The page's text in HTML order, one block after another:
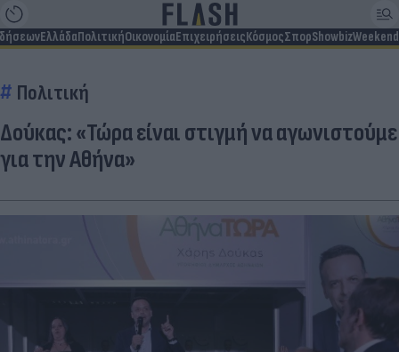
ΕλλάδαΠολιτικήΟικονομίαΕπιχειρήσειςΚόσμοςΣπορShowbizWeekend
Πολιτική
Δούκας: «Τώρα είναι στιγμή να αγωνιστούμε
για την Αθήνα»